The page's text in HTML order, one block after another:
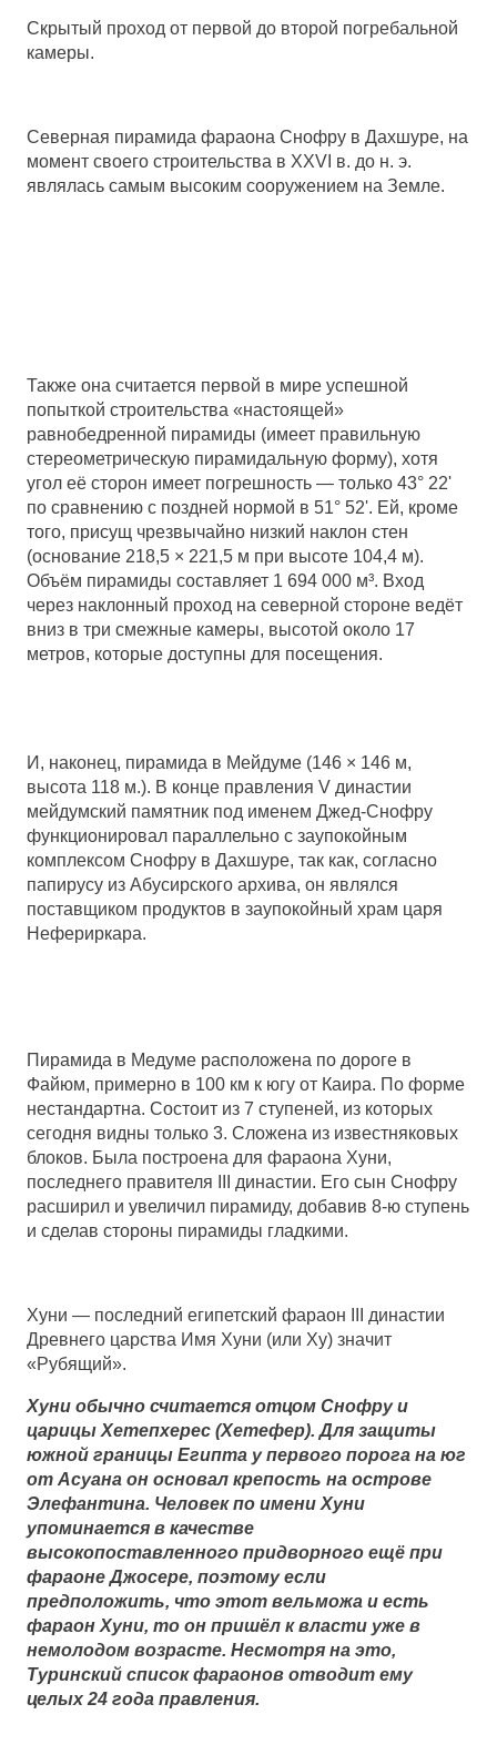
Скрытый проход от первой до второй погребальной
камеры.
Северная пирамида фараона Снофру в Дахшуре, на
момент своего строительства в XXVI в. до н. э.
являлась самым высоким сооружением на Земле.
Также она считается первой в мире успешной
попыткой строительства «настоящей»
равнобедренной пирамиды (имеет правильную
стереометрическую пирамидальную форму), хотя
угол её сторон имеет погрешность — только 43° 22'
по сравнению с поздней нормой в 51° 52'. Ей, кроме
того, присущ чрезвычайно низкий наклон стен
(основание 218,5 × 221,5 м при высоте 104,4 м).
Объём пирамиды составляет 1 694 000 м³. Вход
через наклонный проход на северной стороне ведёт
вниз в три смежные камеры, высотой около 17
метров, которые доступны для посещения.
И, наконец, пирамида в Мейдуме (146 × 146 м,
высота 118 м.). В конце правления V династии
мейдумский памятник под именем Джед-Снофру
функционировал параллельно с заупокойным
комплексом Снофру в Дахшуре, так как, согласно
папирусу из Абусирского архива, он являлся
поставщиком продуктов в заупокойный храм царя
Нефериркара.
Пирамида в Медуме расположена по дороге в
Файюм, примерно в 100 км к югу от Каира. По форме
нестандартна. Состоит из 7 ступеней, из которых
сегодня видны только 3. Сложена из известняковых
блоков. Была построена для фараона Хуни,
последнего правителя III династии. Его сын Снофру
расширил и увеличил пирамиду, добавив 8-ю ступень
и сделав стороны пирамиды гладкими.
Хуни — последний египетский фараон III династии
Древнего царства Имя Хуни (или Ху) значит
«Рубящий».
Хуни обычно считается отцом Снофру и
царицы Хетепхерес (Хетефер). Для защиты
южной границы Египта у первого порога на юг
от Асуана он основал крепость на острове
Элефантина. Человек по имени Хуни
упоминается в качестве
высокопоставленного придворного ещё при
фараоне Джосере, поэтому если
предположить, что этот вельможа и есть
фараон Хуни, то он пришёл к власти уже в
немолодом возрасте. Несмотря на это,
Туринский список фараонов отводит ему
целых 24 года правления.